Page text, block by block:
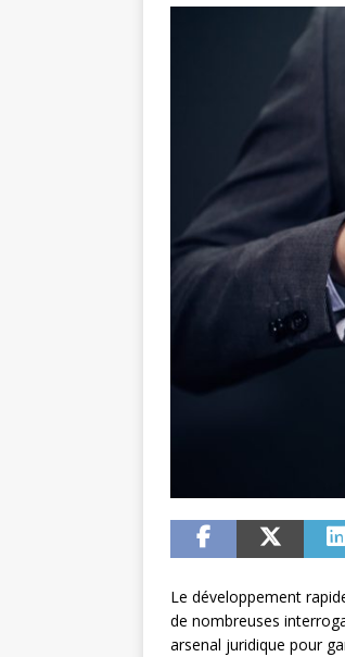
Le développement
de nombreuses
arsenal juridique pour